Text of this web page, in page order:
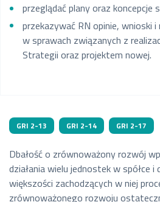
przeglądać plany oraz koncepcje
przekazywać RN opinie, wnioski i
w sprawach związanych z
Strategii oraz projektem nowej.
GRI 2-13 GRI 2-14 GRI 2-17
Dbałość o zrównoważony rozwój
działania wielu jednostek w spółce
większości zachodzących w niej
zrównoważonego rozwoju